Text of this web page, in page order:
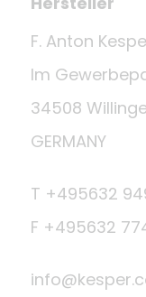
F. Anton
Im
34508
GERMANY
T +495632
F +495632